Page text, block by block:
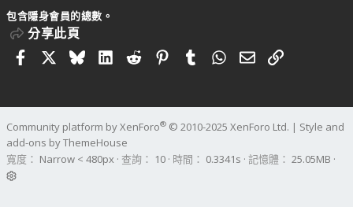
包含隱身會員的總數。
分享此頁
FacebookBlueskyLinkedIn
RedditPinterestTumblrWhatsApp
電子郵件
連結
Community platform by XenForo® © 2010-2025 XenForo Ltd. | Style and
add-ons by ThemeHouse
寬度
查詢 10 時間 0.3341s 記憶體 25.05MB